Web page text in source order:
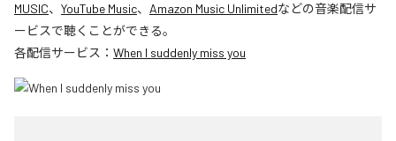
MUSIC、 YouTube Music、 Amazon Music Unlimitedなどの音楽配信サ
ービスで聴くことができる。
各配信サービス： When I suddenly miss you